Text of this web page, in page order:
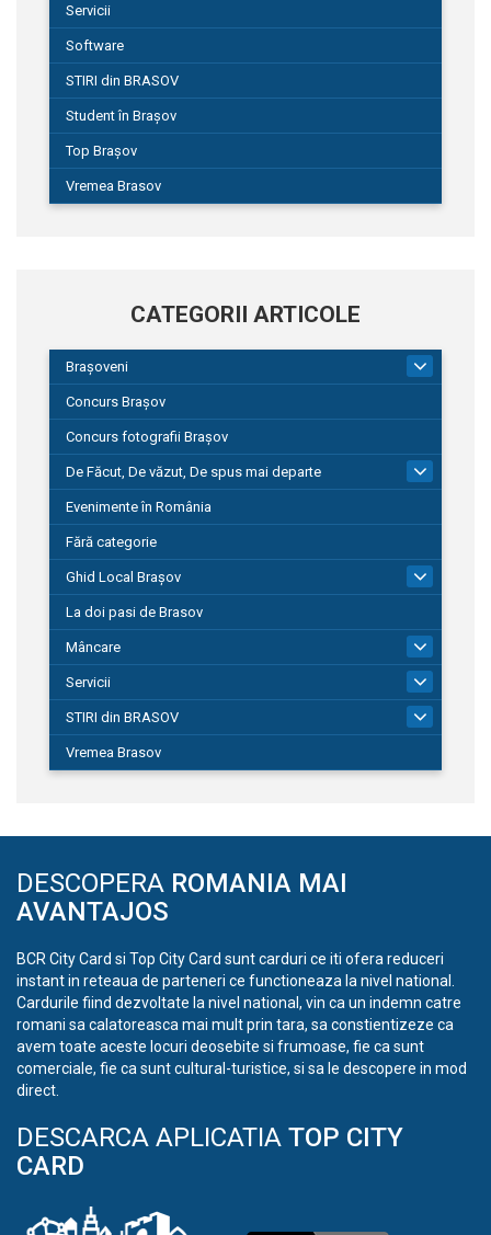
Servicii
Software
STIRI din BRASOV
Student în Brașov
Top Brașov
Vremea Brasov
CATEGORII ARTICOLE
Brașoveni
Concurs Brașov
Concurs fotografii Brașov
De Făcut, De văzut, De spus mai departe
149
Evenimente în România
Fără categorie
Ghid Local Brașov
La doi pasi de Brasov
Mâncare
Servicii
STIRI din BRASOV
Vremea Brasov
DESCOPERA ROMANIA MAI
AVANTAJOS
BCR City Card si Top City Card sunt carduri ce iti ofera reduceri
instant in reteaua de parteneri ce functioneaza la nivel national.
Cardurile fiind dezvoltate la nivel national, vin ca un indemn catre
romani sa calatoreasca mai mult prin tara, sa constientizeze ca
avem toate aceste locuri deosebite si frumoase, fie ca sunt
comerciale, fie ca sunt cultural-turistice, si sa le descopere in mod
direct.
DESCARCA APLICATIA TOP CITY
CARD